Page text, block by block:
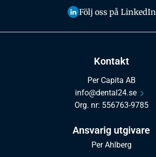
Kontakt
Per Capita AB
info@dental24.se
Org. nr: 556763-9785
Ansvarig utgivare
Per Ahlberg
Följ oss på LinkedIn